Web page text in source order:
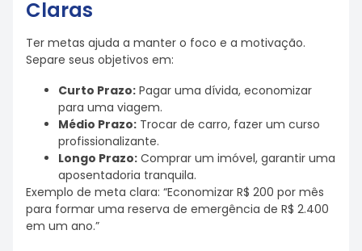
Claras
Ter metas ajuda a manter o foco e a motivação.
Separe seus objetivos em:
Curto Prazo: Pagar uma dívida, economizar
para uma viagem.
Médio Prazo: Trocar de carro, fazer um curso
profissionalizante.
Longo Prazo: Comprar um imóvel, garantir uma
aposentadoria tranquila.
Exemplo de meta clara: “Economizar R$ 200 por mês
para formar uma reserva de emergência de R$ 2.400
em um ano.”